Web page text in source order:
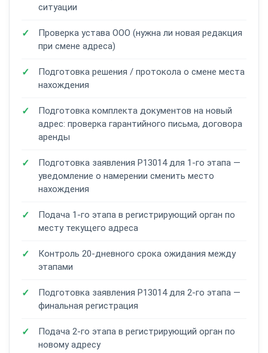
ситуации
Проверка устава ООО (нужна ли новая редакция
при смене адреса)
Подготовка решения / протокола о смене места
нахождения
Подготовка комплекта документов на новый
адрес: проверка гарантийного письма, договора
аренды
Подготовка заявления Р13014 для 1-го этапа —
уведомление о намерении сменить место
нахождения
Подача 1-го этапа в регистрирующий орган по
месту текущего адреса
Контроль 20-дневного срока ожидания между
этапами
Подготовка заявления Р13014 для 2-го этапа —
финальная регистрация
Подача 2-го этапа в регистрирующий орган по
новому адресу